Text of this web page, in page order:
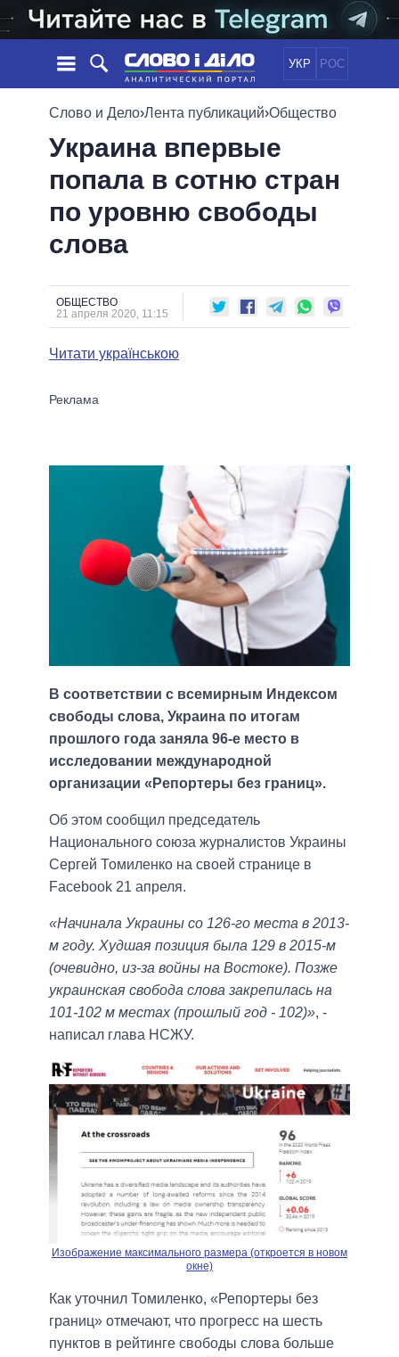
УКР РОС
НОВОСТИ
ЛЕНТА
СОБЫТИЯ
СТАТЬИ
МНЕНИЯ
ОБЗОРЫ
ДАЙДЖЕСТЫ
ПОЛИТИКА
ЭКОНОМИКА
ОБЩЕСТВО
ОБЕЩАНИЯ
ПОЛИТИКИ
ВСЕ ПОЛИТИКИ
ПРЕЗИДЕНТ И ОФИС
ВЕРХОВНАЯ РАДА
КАБИНЕТ МИНИСТРОВ
МЭРЫ
ПОДДЕРЖАТЬ
СРАВНЕНИЕ ПОЛИТИКОВ
Слово и Дело›Лента публикаций›Общество
Украина впервые
попала в сотню стран
по уровню свободы
слова
ОБЩЕСТВО
21 апреля 2020, 11:15
Читати українською
В соответствии с всемирным Индексом
свободы слова, Украина по итогам
прошлого года заняла 96-е место в
исследовании международной
организации «Репортеры без границ».
Об этом сообщил председатель
Национального союза журналистов Украины
Сергей Томиленко на своей странице в
Facebook 21 апреля.
«Начинала Украины со 126-го места в 2013-
м году. Худшая позиция была 129 в 2015-м
(очевидно, из-за войны на Востоке). Позже
украинская свобода слова закрепилась на
101-102 м местах (прошлый год - 102)», -
написал глава НСЖУ.
Изображение максимального размера (откроется в новом
окне)
Как уточнил Томиленко, «Репортеры без
границ» отмечают, что прогресс на шесть
пунктов в рейтинге свободы слова больше